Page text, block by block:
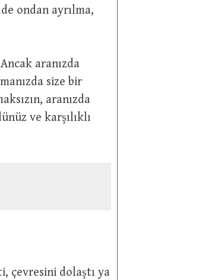
ondan ayrılma,
size bir
aranızda
ve karşılıklı